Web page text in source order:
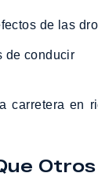
de las
de conducir
carretera en
Otros